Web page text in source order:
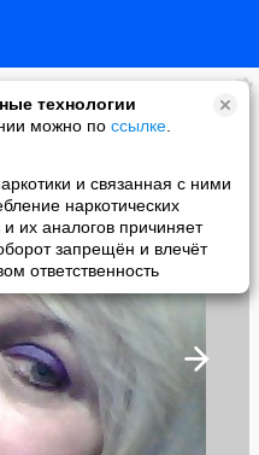
технологии
можно по ссылке
и связанная с ними
наркотических
их аналогов причиняет
запрещён и влечёт
ответственность